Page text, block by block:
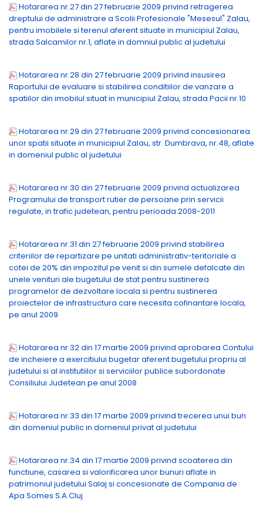
Hotararea nr.27 din 27 februarie 2009 privind retragerea
dreptului de administrare a Scolii Profesionale "Mesesul" Zalau,
pentru imobilele si terenul aferent situate in municipiul Zalau,
strada Salcamilor nr.1, aflate in domniul public al judetului
Hotararea nr.28 din 27 februarie 2009 privind insusirea
Raportului de evaluare si stabilirea conditiilor de vanzare a
spatiilor din imobilul situat in municipiul Zalau, strada Pacii nr.10
Hotararea nr.29 din 27 februarie 2009 privind concesionarea
unor spatii situate in municipiul Zalau, str. Dumbrava, nr.48, aflate
in domeniul public al judetului
Hotararea nr.30 din 27 februarie 2009 privind actualizarea
Programului de transport rutier de persoane prin servicii
regulate, in trafic judetean, pentru perioada 2008-2011
Hotararea nr.31 din 27 februarie 2009 privind stabilirea
criteriilor de repartizare pe unitati administrativ-teritoriale a
cotei de 20% din impozitul pe venit si din sumele defalcate din
unele venituri ale bugetului de stat pentru sustinerea
programelor de dezvoltare locala si pentru sustinerea
proiectelor de infrastructura care necesita cofinantare locala,
pe anul 2009
Hotararea nr.32 din 17 martie 2009 privind aprobarea Contului
de incheiere a exercitiului bugetar aferent bugetului propriu al
judetului si al institutiilor si serviciilor publice subordonate
Consiliului Judetean pe anul 2008
Hotararea nr.33 din 17 martie 2009 privind trecerea unui bun
din domeniul public in domeniul privat al judetului
Hotararea nr.34 din 17 martie 2009 privind scoaterea din
functiune, casarea si valorificarea unor bunuri aflate in
patrimoniul judetului Salaj si concesionate de Compania de
Apa Somes S.A.Cluj